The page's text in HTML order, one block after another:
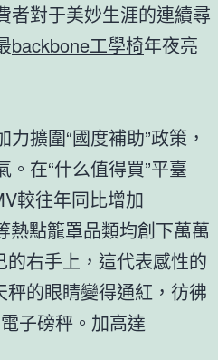
者對于美妙生涯的連續尋
backbone工學椅年夜亮
擴圍“國度補助”政策，
。在“什么值得買”平臺
較往年同比增加
熱點籠罩品類均創下萬萬
右手上，這代表感性的
的眼睛變得通紅，彷彿
子磅秤。加高達